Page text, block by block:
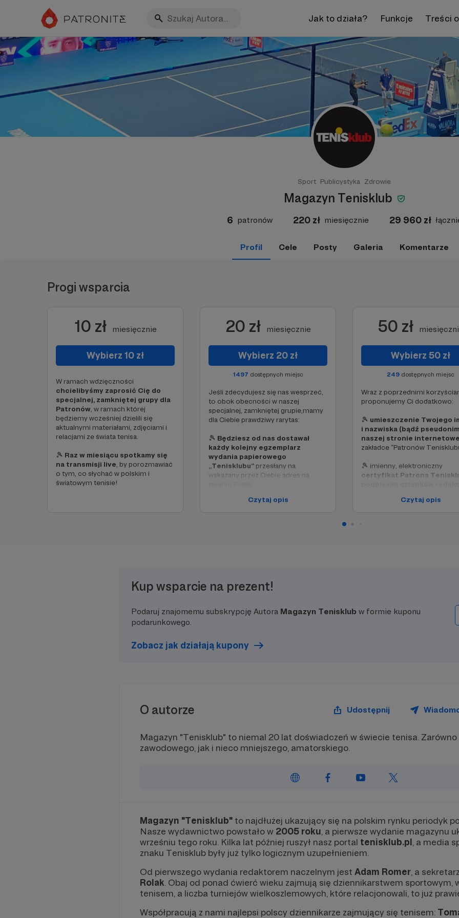
Jak to działa? Funkcje Treści
Sport Publicystyka Zdrowie
Magazyn Tenisklub
6 patronów 220 zł miesięcznie 29 960 zł
Profil Cele Posty Galeria Komentarze
Progi wsparcia
10 zł miesięcznie
Wybierz 10 zł
W ramach wdzięczności
chcielibyśmy zaprosić Cię do
specjalnej, zamkniętej grupy dla
Patronów , w ramach której
będziemy wcześniej dzielili się
aktualnymi materiałami, zdjęciami i
relacjami ze świata tenisa.
🎾 Raz w miesiącu spotkamy się
na transmisji live , by porozmawiać
o tym, co słychać w polskim i
światowym tenisie!
20 zł miesięcznie
Wybierz 20 zł
1497 dostępnych miejsc
Jeśli zdecydujesz się nas wesprzeć,
to obok obecności w naszej
specjalnej, zamkniętej grupie,mamy
dla Ciebie prawdziwy rarytas:
🎾 Będziesz od nas dostawał
każdy kolejny egzemplarz
wydania papierowego
„Tenisklubu” przesłany na
wskazany przez Ciebie adres na
Bądź z nami, a będziesz miał co
Czytaj opis
50 zł
Wybierz 50 zł
249 dostępnych miejsc
Wraz z poprzednimi
proponujemy Ci dodatkowo:
🎾 umieszczenie Twojego
i nazwiska (bądź
naszej stronie
zakładce “Patronów
🎾 imienny, elektroniczny
certyfikat Patrona
umieszczenie Twojego
Czytaj opis
Kup wsparcie na prezent!
Podaruj znajomemu subskrypcję Autora Magazyn Tenisklub w formie kuponu
podarunkowego.
Zobacz jak działają kupony
O autorze Udostępnij
Magazyn "Tenisklub" to niemal 20 lat doświadczeń w świecie tenisa.
zawodowego, jak i nieco mniejszego, amatorskiego.
Magazyn "Tenisklub" to najdłużej ukazujący się na polskim rynku periodyk
Nasze wydawnictwo powstało w 2005 roku , a pierwsze wydanie magazynu
wrześniu tego roku. Kilka lat później ruszył nasz portal tenisklub.pl , a media
znaku Tenisklub były już tylko logicznym uzupełnieniem.
Od pierwszego wydania redaktorem naczelnym jest Adam Romer , a
Rolak . Obaj od ponad ćwierć wieku zajmują się dziennikarstwem sportowym,
tenisem, a liczba turniejów wielkoszlemowych, które relacjonowali, to już
Współpracują z nami najlepsi polscy dziennikarze zajmujący się tenisem: